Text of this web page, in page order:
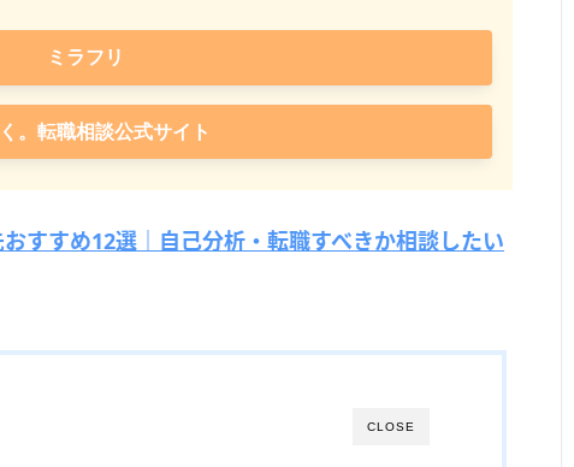
ミラフリ
。転職相談公式サイト
すすめ12選｜自己分析・転職すべきか相談したい
CLOSE